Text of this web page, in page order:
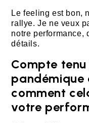
Le feeling est bon,
rallye. Je ne veux
notre performance,
détails.
Compte
pandémique
comment
votre